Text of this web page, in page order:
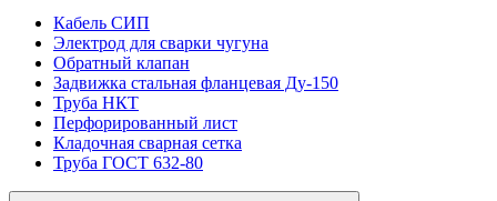
Кабель СИП
Электрод для сварки чугуна
Обратный клапан
Задвижка стальная фланцевая Ду-150
Труба НКТ
Перфорированный лист
Кладочная сварная сетка
Труба ГОСТ 632-80